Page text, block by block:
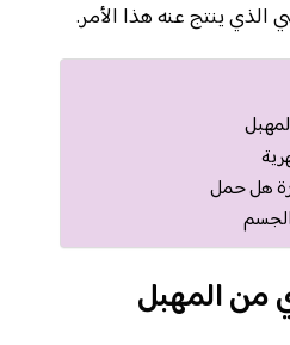
الذي ينتج عنه هذا الأمر.
هل حمل
من المهبل